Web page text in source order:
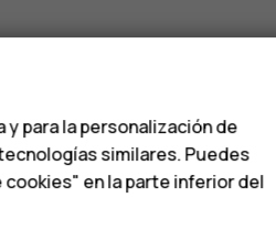
para la personalización de
similares. Puedes
en la parte inferior del